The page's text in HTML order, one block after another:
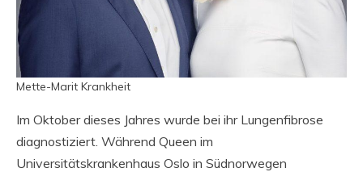
Mette-Marit Krankheit
Im Oktober dieses Jahres wurde bei ihr Lungenfibrose
diagnostiziert. Während Queen im
Universitätskrankenhaus Oslo in Südnorwegen